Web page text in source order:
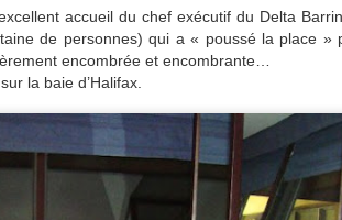
xcellent accueil du chef exécutif du Delta
de personnes) qui a « poussé la place »
encombrée et encombrante…
la baie d’Halifax.